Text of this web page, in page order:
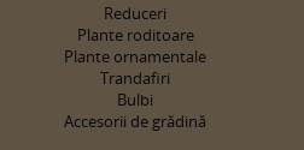
Reduceri
Plante roditoare
Plante ornamentale
Trandafiri
Bulbi
Accesorii de grădină